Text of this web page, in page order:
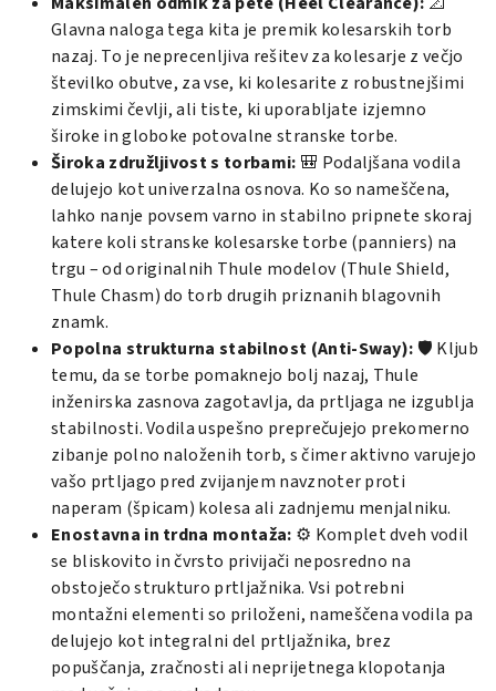
Glavna naloga tega kita je premik kolesarskih torb
nazaj. To je neprecenljiva rešitev za kolesarje z večjo
številko obutve, za vse, ki kolesarite z robustnejšimi
zimskimi čevlji, ali tiste, ki uporabljate izjemno
široke in globoke potovalne stranske torbe.
Široka združljivost s torbami: 🎒 Podaljšana vodila
delujejo kot univerzalna osnova. Ko so nameščena,
lahko nanje povsem varno in stabilno pripnete skoraj
katere koli stranske kolesarske torbe (panniers) na
trgu – od originalnih Thule modelov (Thule Shield,
Thule Chasm) do torb drugih priznanih blagovnih
znamk.
Popolna strukturna stabilnost (Anti-Sway): 🛡️ Kljub
temu, da se torbe pomaknejo bolj nazaj, Thule
inženirska zasnova zagotavlja, da prtljaga ne izgublja
stabilnosti. Vodila uspešno preprečujejo prekomerno
zibanje polno naloženih torb, s čimer aktivno varujejo
vašo prtljago pred zvijanjem navznoter proti
naperam (špicam) kolesa ali zadnjemu menjalniku.
Enostavna in trdna montaža: ⚙️ Komplet dveh vodil
se bliskovito in čvrsto privijači neposredno na
obstoječo strukturo prtljažnika. Vsi potrebni
montažni elementi so priloženi, nameščena vodila pa
delujejo kot integralni del prtljažnika, brez
popuščanja, zračnosti ali neprijetnega klopotanja